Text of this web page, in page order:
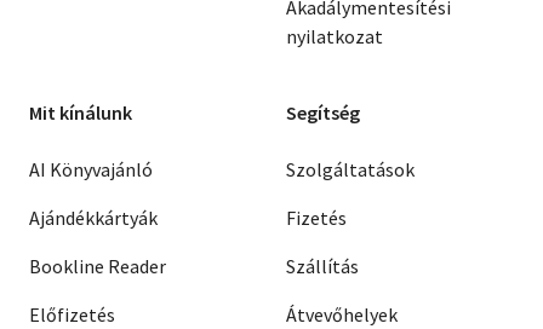
Akadálymentesítési
nyilatkozat
Mit kínálunk
AI Könyvajánló
Ajándékkártyák
Bookline Reader
Előfizetés
Segítség
Szolgáltatások
Fizetés
Szállítás
Átvevőhelyek